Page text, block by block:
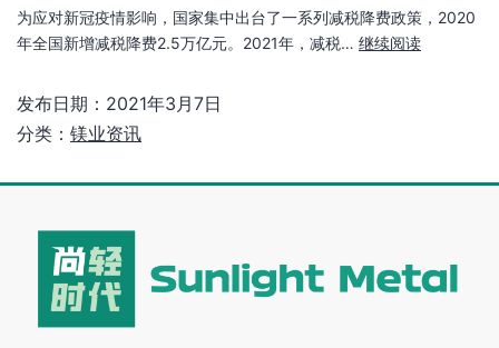
为应对新冠疫情影响，国家集中出台了一系列减税降费政策，2020
年全国新增减税降费2.5万亿元。2021年，减税… 继续阅读
发布日期： 2021年3月7日
分类： 镁业资讯